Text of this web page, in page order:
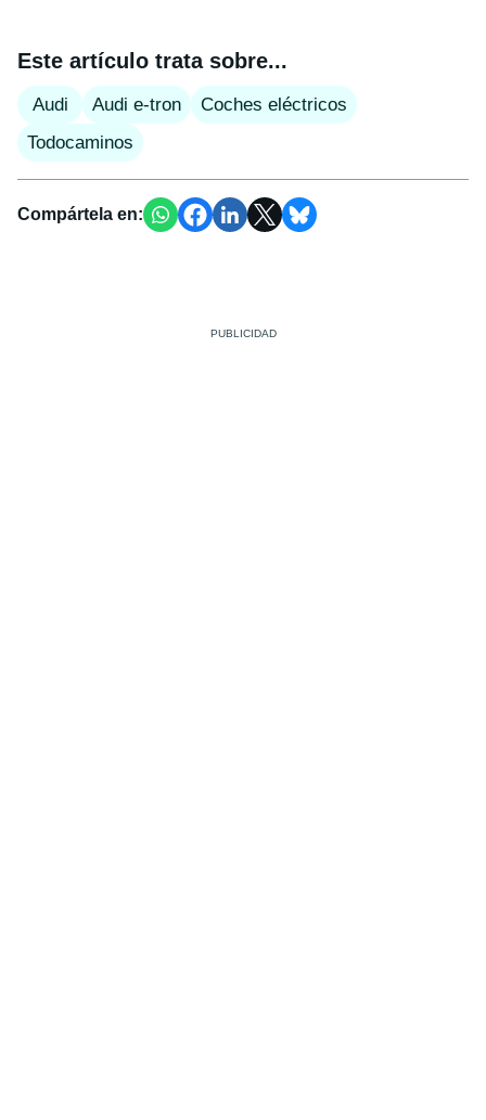
Este artículo trata sobre...
Audi Audi e-tron
Coches eléctricos
Todocaminos
Compártela en: